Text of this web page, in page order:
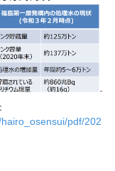
pdf/202